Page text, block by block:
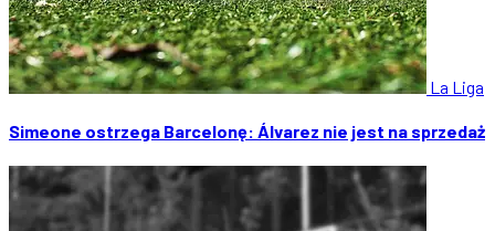
La Liga
Simeone ostrzega Barcelonę: Álvarez nie jest na sprzedaż